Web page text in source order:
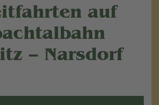
auf
– Narsdorf